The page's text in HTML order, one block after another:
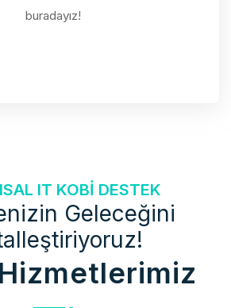
buradayız!
IT KOBI DESTEK
Geleceğini